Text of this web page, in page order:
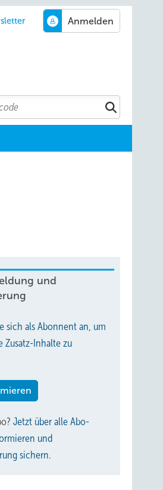
und
sich als Abonnent an, um
Zusatz-Inhalte zu
Jetzt über alle Abo-
und
sichern.